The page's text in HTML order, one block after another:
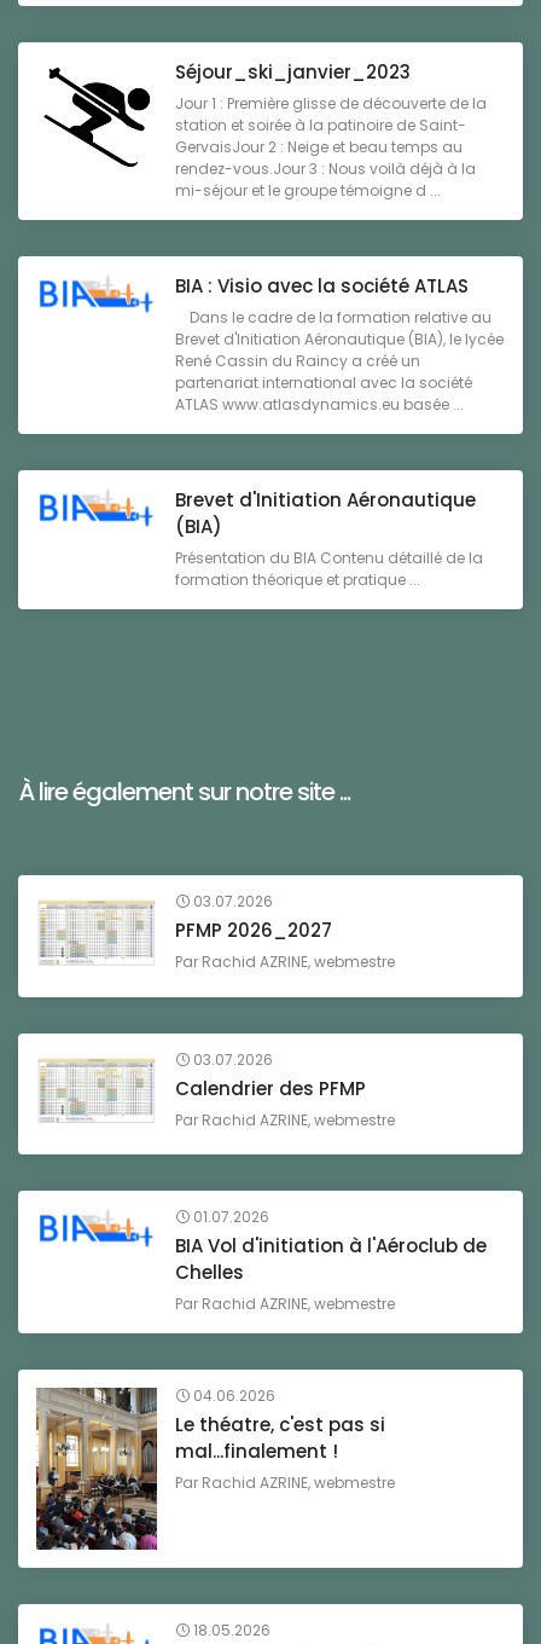
Séjour_ski_janvier_2023
Jour 1 : Première glisse de découverte de la
station et soirée à la patinoire de Saint-
GervaisJour 2 : Neige et beau temps au
rendez-vous.Jour 3 : Nous voilà déjà à la
mi-séjour et le groupe témoigne d ...
BIA : Visio avec la société ATLAS
Dans le cadre de la formation relative au
Brevet d'Initiation Aéronautique (BIA), le lycée
René Cassin du Raincy a créé un
partenariat international avec la société
ATLAS www.atlasdynamics.eu basée ...
Brevet d'Initiation Aéronautique
(BIA)
Présentation du BIA Contenu détaillé de la
formation théorique et pratique ...
À lire également sur notre site ...
03.07.2026
PFMP 2026_2027
Par Rachid AZRINE, webmestre
03.07.2026
Calendrier des PFMP
Par Rachid AZRINE, webmestre
01.07.2026
BIA Vol d'initiation à l'Aéroclub de
Chelles
Par Rachid AZRINE, webmestre
04.06.2026
Le théatre, c'est pas si
mal...finalement !
Par Rachid AZRINE, webmestre
18.05.2026